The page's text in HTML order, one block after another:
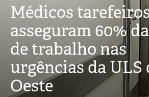
Médicos
asseguram 60%
de trabalho nas
urgências da ULS
Oeste